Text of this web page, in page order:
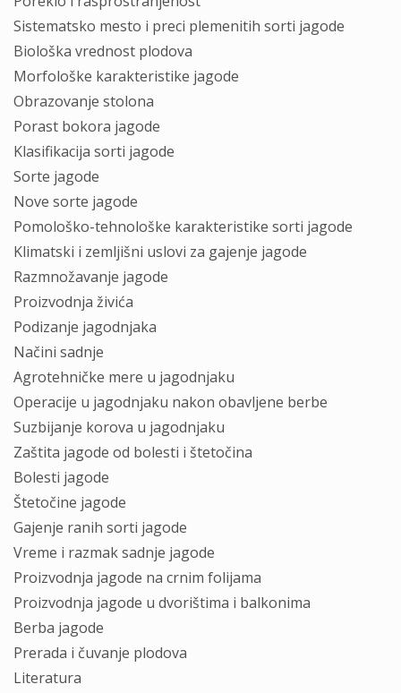
Sistematsko mesto i preci plemenitih sorti jagode
Biološka vrednost plodova
Morfološke karakteristike jagode
Obrazovanje stolona
Porast bokora jagode
Klasifikacija sorti jagode
Sorte jagode
Nove sorte jagode
Pomološko-tehnološke karakteristike sorti jagode
Klimatski i zemljišni uslovi za gajenje jagode
Razmnožavanje jagode
Proizvodnja živića
Podizanje jagodnjaka
Načini sadnje
Agrotehničke mere u jagodnjaku
Operacije u jagodnjaku nakon obavljene berbe
Suzbijanje korova u jagodnjaku
Zaštita jagode od bolesti i štetočina
Bolesti jagode
Štetočine jagode
Gajenje ranih sorti jagode
Vreme i razmak sadnje jagode
Proizvodnja jagode na crnim folijama
Proizvodnja jagode u dvorištima i balkonima
Berba jagode
Prerada i čuvanje plodova
Literatura